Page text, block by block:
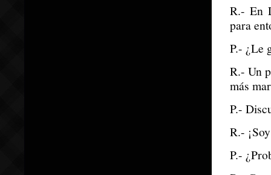
R.- En
para
P.- ¿Le
R.- Un
más
P.-
R.-
P.-